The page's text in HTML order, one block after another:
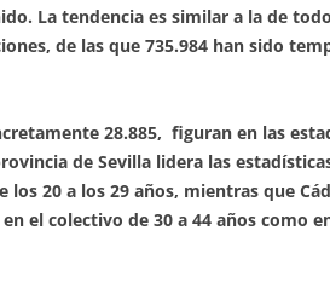
La tendencia es similar a la de
de las que 735.984 han sido
28.885, figuran en las
de Sevilla lidera las
los 20 a los 29 años, mientras que
el colectivo de 30 a 44 años como